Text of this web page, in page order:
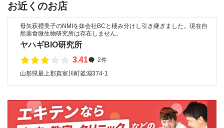
お近くのお店
母矢萩禮美子のNMIを妹会社BCと棲み分けし引き継ぎました。現在自
然薬食微生物研究所は存在しません。
ヤハギBIO研究所
3.41
2件
山形県最上郡真室川町釜淵374-1